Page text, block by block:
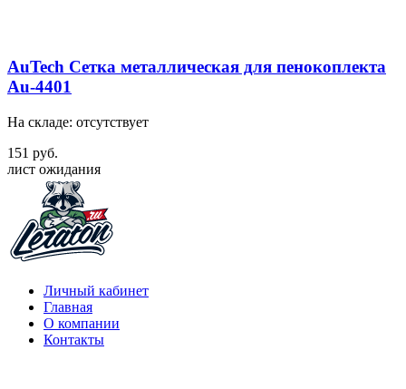
AuTech Сетка металлическая для пенокоплекта
Au-4401
На складе: отсутствует
151 руб.
лист ожидания
Личный кабинет
Главная
О компании
Контакты